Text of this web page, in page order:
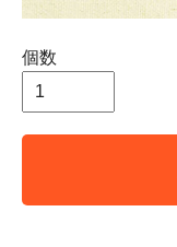
個数